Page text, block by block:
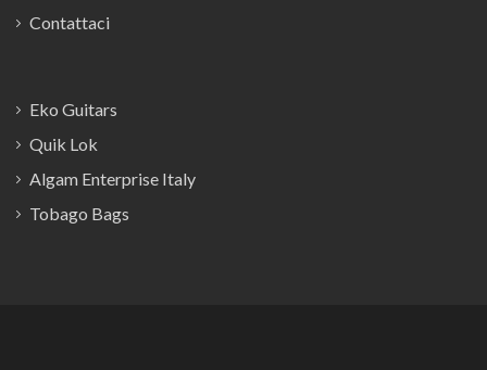
Contattaci
Eko Guitars
Quik Lok
Algam Enterprise Italy
Tobago Bags